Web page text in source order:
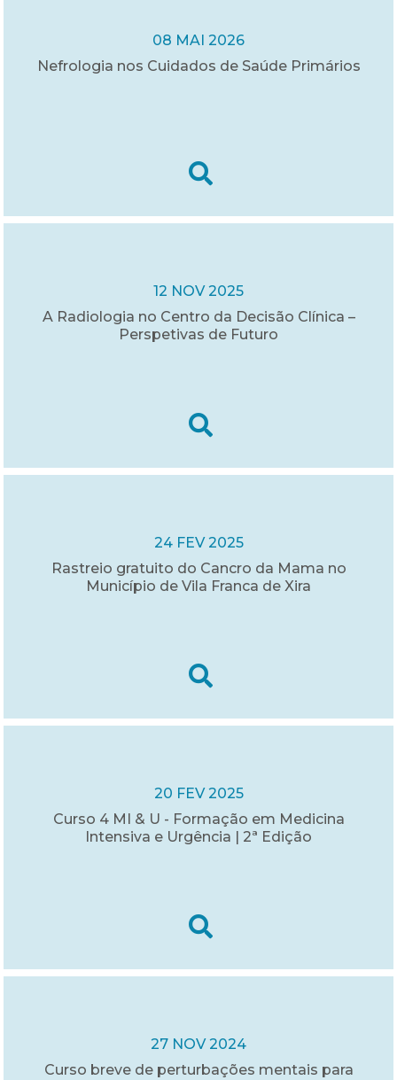
08 MAI 2026
Nefrologia nos Cuidados de Saúde Primários
12 NOV 2025
A Radiologia no Centro da Decisão Clínica –
Perspetivas de Futuro
24 FEV 2025
Rastreio gratuito do Cancro da Mama no
Município de Vila Franca de Xira
20 FEV 2025
Curso 4 MI & U - Formação em Medicina
Intensiva e Urgência | 2ª Edição
27 NOV 2024
Curso breve de perturbações mentais para